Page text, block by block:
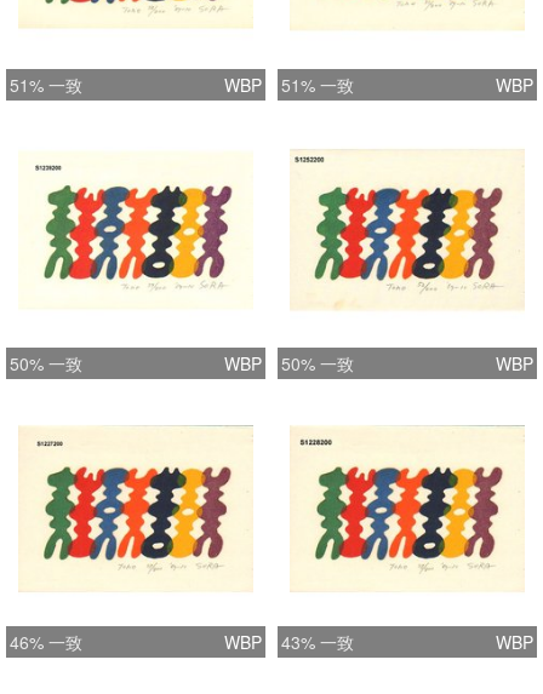
51% 一致 WBP 51% 一致 WBP
50% 一致 WBP 50% 一致 WBP
46% 一致 WBP 43% 一致 WBP